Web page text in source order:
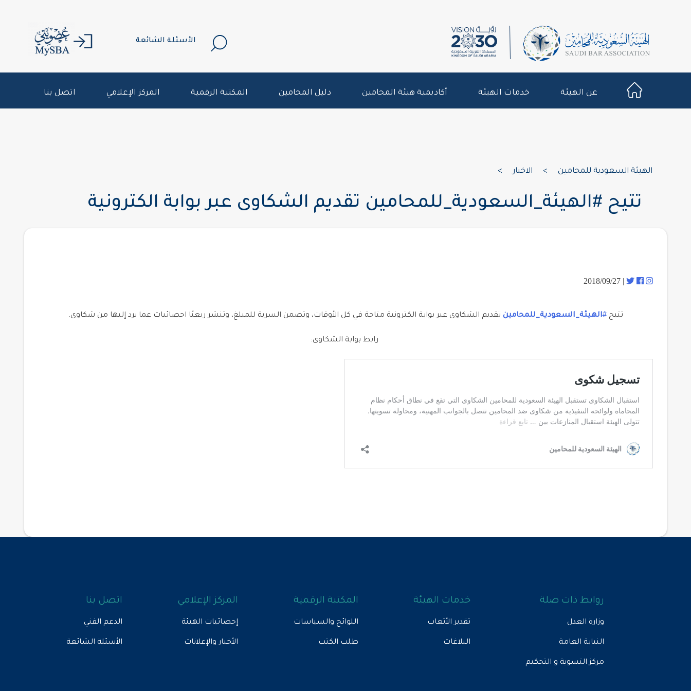
الأسئلة الشائعة
عن الهيئة خدمات الهيئة أكاديمية هيئة المحامين دليل المحامين المكتبة الرقمية المركز الإعلامي اتصل بنا
الهيئة السعودية للمحامين > الاخبار >
تتيح #الهيئة_السعودية_للمحامين تقديم الشكاوى عبر بوابة الكترونية
| 2018/09/27
تتيح#الهيئة_السعودية_للمحامين تقديم الشكاوى عبر بوابة الكترونية متاحة في كل الأوقات، وتضمن السرية للمبلغ، وتنشر ربعيًا احصائيات عما يرد إليها من شكاوى.
رابط بوابة الشكاوى:
روابط ذات صلة
وزارة العدل
النيابة العامة
مركز التسوية و التحكيم
خدمات الهيئة
تقدير الأتعاب
البلاغات
المكتبة الرقمية
اللوائح والسياسات
طلب الكتب
المركز الإعلامي
إحصائيات الهيئة
الأخبار والإعلانات
اتصل بنا
الدعم الفني
الأسئلة الشائعة